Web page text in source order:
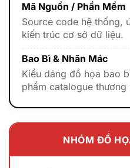
Mã Nguồn / Phần Mềm
Source code hệ thống,
kiến trúc cơ sở dữ liệu.
Bao Bì & Nhãn Mác
Kiểu dáng đồ họa bao
phẩm catalogue thương
NHÓM ĐỒ